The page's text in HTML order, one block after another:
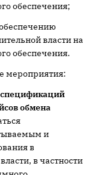
обеспечения;
власти на
обеспечения.
мероприятия:
обмена
и
в
в частности